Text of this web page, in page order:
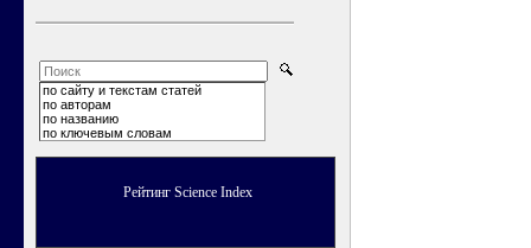
по сайту и текстам статей
по авторам
по названию
по ключевым словам
Рейтинг Science Index